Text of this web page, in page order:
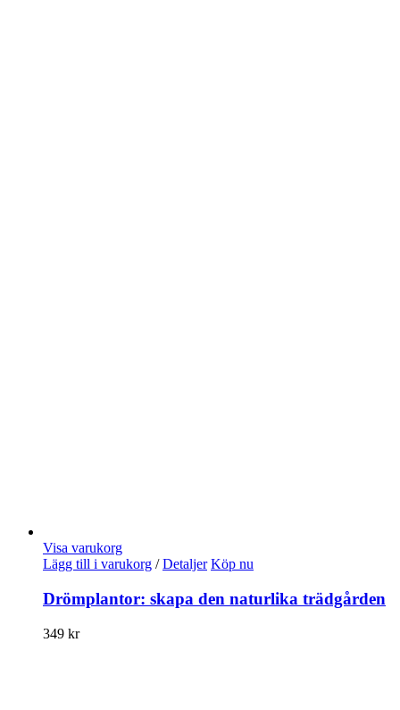
Visa varukorg
Lägg till i varukorg / Detaljer Köp nu
Drömplantor: skapa den naturlika trädgården
349 kr